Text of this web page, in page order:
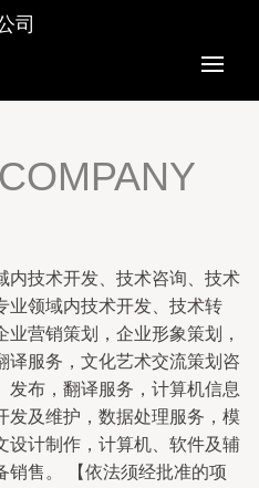
司
内技术开发、技术咨询、技术
业领域内技术开发、技术转
营销策划，企业形象策划，
译服务，文化艺术交流策划咨
发布，翻译服务，计算机信息
发及维护，数据处理服务，模
设计制作，计算机、软件及辅
销售。 【依法须经批准的项